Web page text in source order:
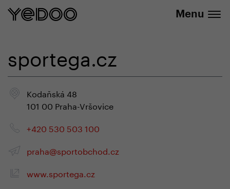
Menu
sportega.cz
Kodaňská 48
101 00 Praha-Vršovice
+420 530 503 100
praha@sportobchod.cz
www.sportega.cz